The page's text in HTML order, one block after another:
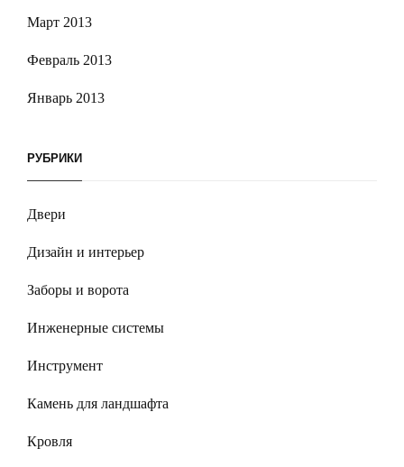
Март 2013
Февраль 2013
Январь 2013
РУБРИКИ
Двери
Дизайн и интерьер
Заборы и ворота
Инженерные системы
Инструмент
Камень для ландшафта
Кровля